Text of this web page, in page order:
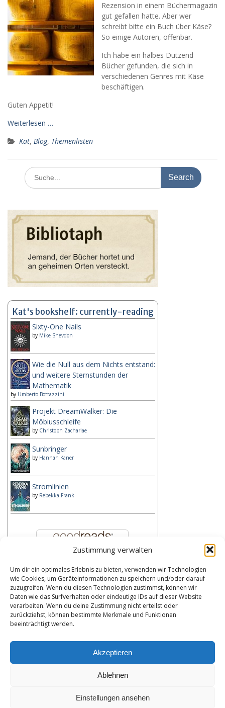
Zustimmung verwalten
Um dir ein optimales Erlebnis zu bieten, verwenden wir Technologien
wie Cookies, um Geräteinformationen zu speichern und/oder darauf
zuzugreifen. Wenn du diesen Technologien zustimmst, können wir
Daten wie das Surfverhalten oder eindeutige IDs auf dieser Website
verarbeiten. Wenn du deine Zustimmung nicht erteilst oder
zurückziehst, können bestimmte Merkmale und Funktionen
beeinträchtigt werden.
Akzeptieren
Ablehnen
Einstellungen ansehen
Rezension in einem Büchermagazin
gut gefallen hatte. Aber wer
schreibt bitte ein Buch über Käse?
So einige Autoren, offenbar.
Ich habe ein halbes Dutzend
Bücher gefunden, die sich in
verschiedenen Genres mit Käse
beschäftigen.
Guten Appetit!
Weiterlesen …
Kat, Blog, Themenlisten
Search
for:
Kat's bookshelf: currently-reading
Sixty-One Nails
by Mike Shevdon
Wie die Null aus dem Nichts entstand:
und weitere Sternstunden der
Mathematik
by Umberto Bottazzini
Projekt DreamWalker: Die
Möbiusschleife
by Christoph Zachariae
Sunbringer
by Hannah Kaner
Stromlinien
by Rebekka Frank
Kategorien
Kategorien
Bibliothek
Meine Bibliothek durchsuchen
Datenschutzerklärung
Impressum
Cookie-Richtlinie (EU)